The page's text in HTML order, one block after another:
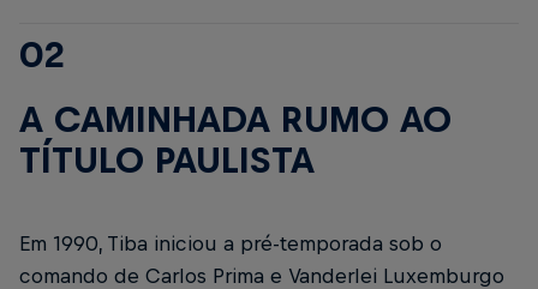
02
A CAMINHADA RUMO AO
TÍTULO PAULISTA
Em 1990, Tiba iniciou a pré-temporada sob o
comando de Carlos Prima e Vanderlei Luxemburgo